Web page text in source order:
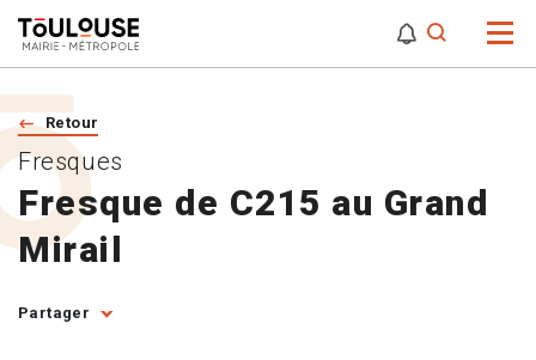
Retour
Fresque de C215 au Grand
Mirail
Fresques
Partager